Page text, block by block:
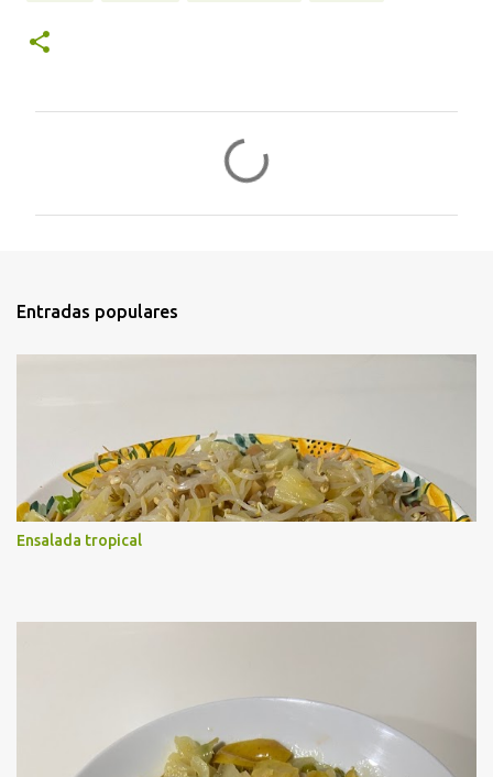
t
Entradas populares
Ensalada tropical